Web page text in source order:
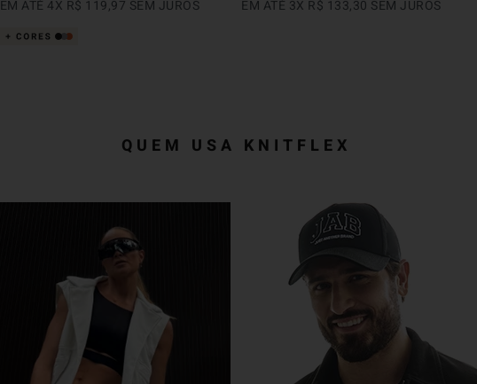
EM ATÉ 4X R$ 119,97 SEM JUROS EM ATÉ 3X R$ 133,30 SEM JUROS
QUEM USA KNITFLEX